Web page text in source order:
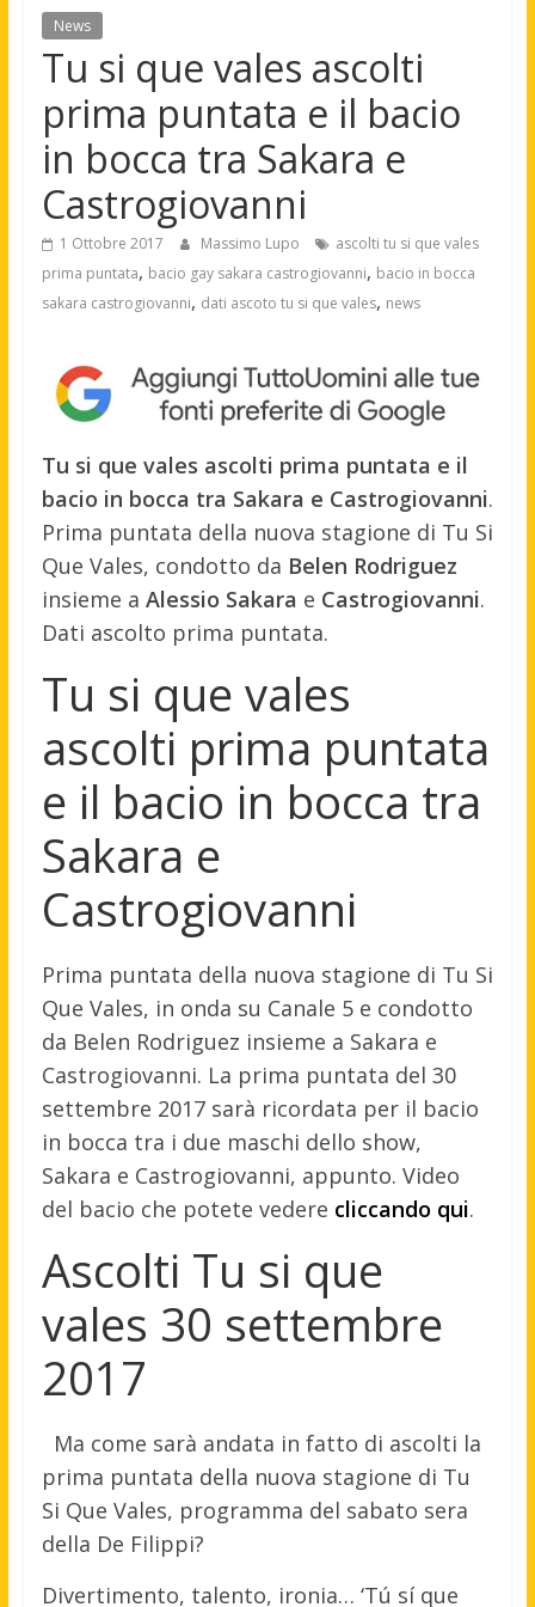
News
Tu si que vales ascolti
prima puntata e il bacio
in bocca tra Sakara e
Castrogiovanni
1 Ottobre 2017 Massimo Lupo
ascolti tu si que vales
prima puntata, bacio gay sakara castrogiovanni, bacio in bocca
sakara castrogiovanni, dati ascoto tu si que vales, news
Tu si que vales ascolti prima puntata e il
bacio in bocca tra Sakara e Castrogiovanni.
Prima puntata della nuova stagione di Tu Si
Que Vales, condotto da Belen Rodriguez
insieme a Alessio Sakara e Castrogiovanni.
Dati ascolto prima puntata.
Tu si que vales
ascolti prima puntata
e il bacio in bocca tra
Sakara e
Castrogiovanni
Prima puntata della nuova stagione di Tu Si
Que Vales, in onda su Canale 5 e condotto
da Belen Rodriguez insieme a Sakara e
Castrogiovanni. La prima puntata del 30
settembre 2017 sarà ricordata per il bacio
in bocca tra i due maschi dello show,
Sakara e Castrogiovanni, appunto. Video
del bacio che potete vedere cliccando qui.
Ascolti Tu si que
vales 30 settembre
2017
Ma come sarà andata in fatto di ascolti la
prima puntata della nuova stagione di Tu
Si Que Vales, programma del sabato sera
della De Filippi?
Divertimento, talento, ironia… ‘Tú sí que